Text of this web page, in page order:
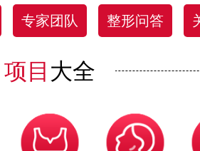
专家团队 整形问答
项目 大全